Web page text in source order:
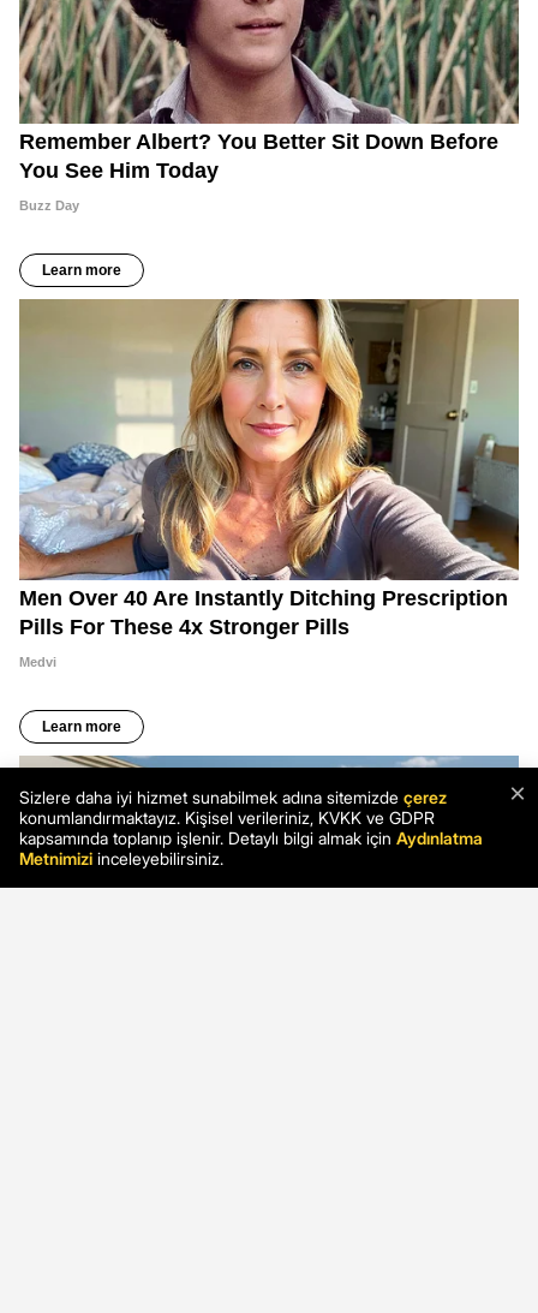
×
Sizlere daha iyi hizmet sunabilmek adına sitemizde çerez
konumlandırmaktayız. Kişisel verileriniz, KVKK ve GDPR
kapsamında toplanıp işlenir. Detaylı bilgi almak için Aydınlatma
Metnimizi inceleyebilirsiniz.